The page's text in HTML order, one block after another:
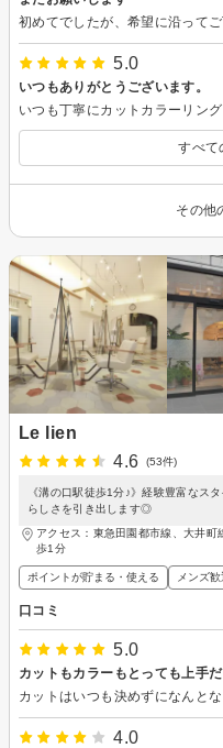
初めてでしたが、希望に沿って
5.0
いつもありがとうございます。
すべて
その他
Le lien
4.6
(53件)
《溝の口駅徒歩1分♪》経験豊富なス
らしさを引き出します◎
アクセス：東急田園都市線、大井
歩1分
ポイントが貯まる・使える メンズ歓
口コミ
5.0
カットもカラーもとっても上手だ
4.0